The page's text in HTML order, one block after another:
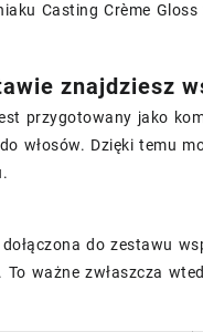
Casting Crème
znajdziesz
przygotowany jako
włosów. Dzięki temu
do zestawu
To ważne zwłaszcza